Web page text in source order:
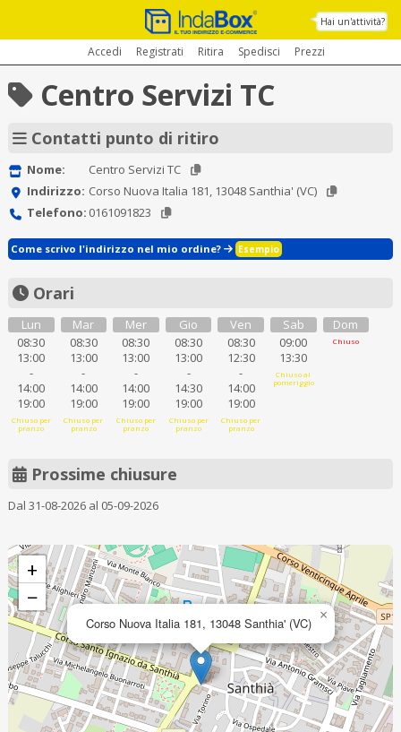
Hai un'attività?
Accedi Registrati Ritira Spedisci Prezzi
Centro Servizi TC
Contatti punto di ritiro
Nome:
Centro Servizi TC
Indirizzo: Corso Nuova Italia 181, 13048 Santhia' (VC)
Telefono: 0161091823
Come scrivo l'indirizzo nel mio ordine? Esempio
Orari
Lun
08:30
13:00
-
14:00
19:00
Chiuso per
pranzo
Mar
08:30
13:00
-
14:00
19:00
Chiuso per
pranzo
Mer
08:30
13:00
-
14:00
19:00
Chiuso per
pranzo
Gio
08:30
13:00
-
14:30
19:00
Chiuso per
pranzo
Ven
08:30
12:30
-
14:00
19:00
Chiuso per
pranzo
Sab
09:00
13:30
Chiuso al
pomeriggio
Dom
Chiuso
Prossime chiusure
Dal 31-08-2026 al 05-09-2026
Corso Nuova Italia 181, 13048 Santhia' (VC) ×
+
−